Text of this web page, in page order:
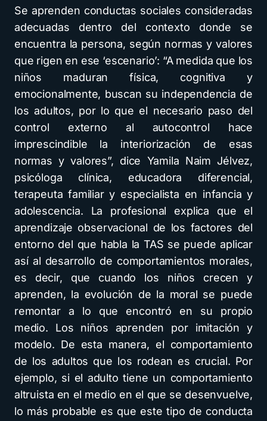
Se aprenden conductas sociales consideradas
adecuadas dentro del contexto donde se
encuentra la persona, según normas y valores
que rigen en ese ‘escenario’: “A medida que los
niños maduran física, cognitiva y
emocionalmente, buscan su independencia de
los adultos, por lo que el necesario paso del
control externo al autocontrol hace
imprescindible la interiorización de esas
normas y valores”, dice Yamila Naim Jélvez,
psicóloga clínica, educadora diferencial,
terapeuta familiar y especialista en infancia y
adolescencia. La profesional explica que el
aprendizaje observacional de los factores del
entorno del que habla la TAS se puede aplicar
así al desarrollo de comportamientos morales,
es decir, que cuando los niños crecen y
aprenden, la evolución de la moral se puede
remontar a lo que encontró en su propio
medio. Los niños aprenden por imitación y
modelo. De esta manera, el comportamiento
de los adultos que los rodean es crucial. Por
ejemplo, si el adulto tiene un comportamiento
altruista en el medio en el que se desenvuelve,
lo más probable es que este tipo de conducta